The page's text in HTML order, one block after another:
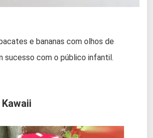
e bananas com olhos de
sucesso com o público infantil.